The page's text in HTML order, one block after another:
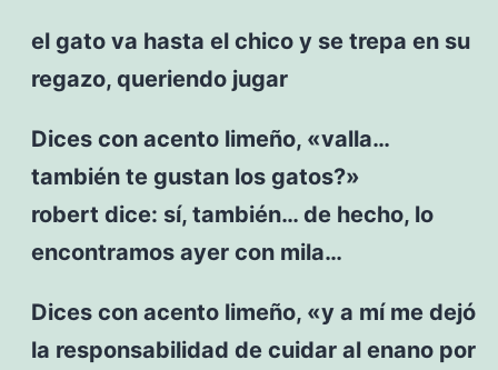
el gato va hasta el chico y se trepa en su
regazo, queriendo jugar
Dices con acento limeño, «valla…
también te gustan los gatos?»
robert dice: sí, también… de hecho, lo
encontramos ayer con mila…
Dices con acento limeño, «y a mí me dejó
la responsabilidad de cuidar al enano por